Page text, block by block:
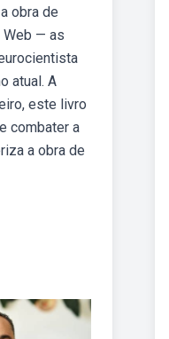
obra de
Web — as
atual. A
este livro
combater a
a obra de